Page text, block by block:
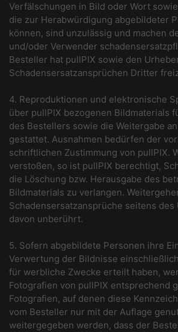
Verfälschungen in Bild oder Wort
die zur Herabwürdigung abgebildeter
können, sind unzulässig und machen
und/oder Verwender
Besteller hat pullPIX sowie den
Schadensersatzansprüchen Dritter
4. Reproduktionen und elektronische
über pullPIX bezogenen Bildmaterials
des Bestellers sowie die Weitergabe
gestattet. Ausnahmen bedürfen der
schriftlichen Zustimmung von pullPIX.
verstoßen, so ist pullPIX berechtigt,
die Löschung bzw. Herausgabe des
Bildmaterials zu verlangen.
Schadensersatzansprüche seitens
davon unberührt.
5. Sofern abgebildete Personen ihre
Verwertung der Bildnisse
für werbliche Zwecke erteilt haben,
Fotografien von pullPIX entsprechend
Fotografien, auf denen diese
vom Besteller nur mit der Auflage
weitergegeben werden, dass der